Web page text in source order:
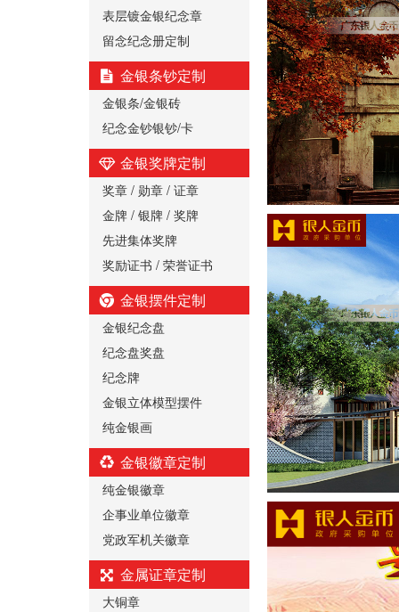
表层镀金银纪念章
留念纪念册定制
金银条钞定制
金银条/金银砖
纪念金钞银钞/卡
金银奖牌定制
奖章 / 勋章 / 证章
金牌 / 银牌 / 奖牌
先进集体奖牌
奖励证书 / 荣誉证书
金银摆件定制
金银纪念盘
纪念盘奖盘
纪念牌
金银立体模型摆件
纯金银画
金银徽章定制
纯金银徽章
企事业单位徽章
党政军机关徽章
金属证章定制
大铜章